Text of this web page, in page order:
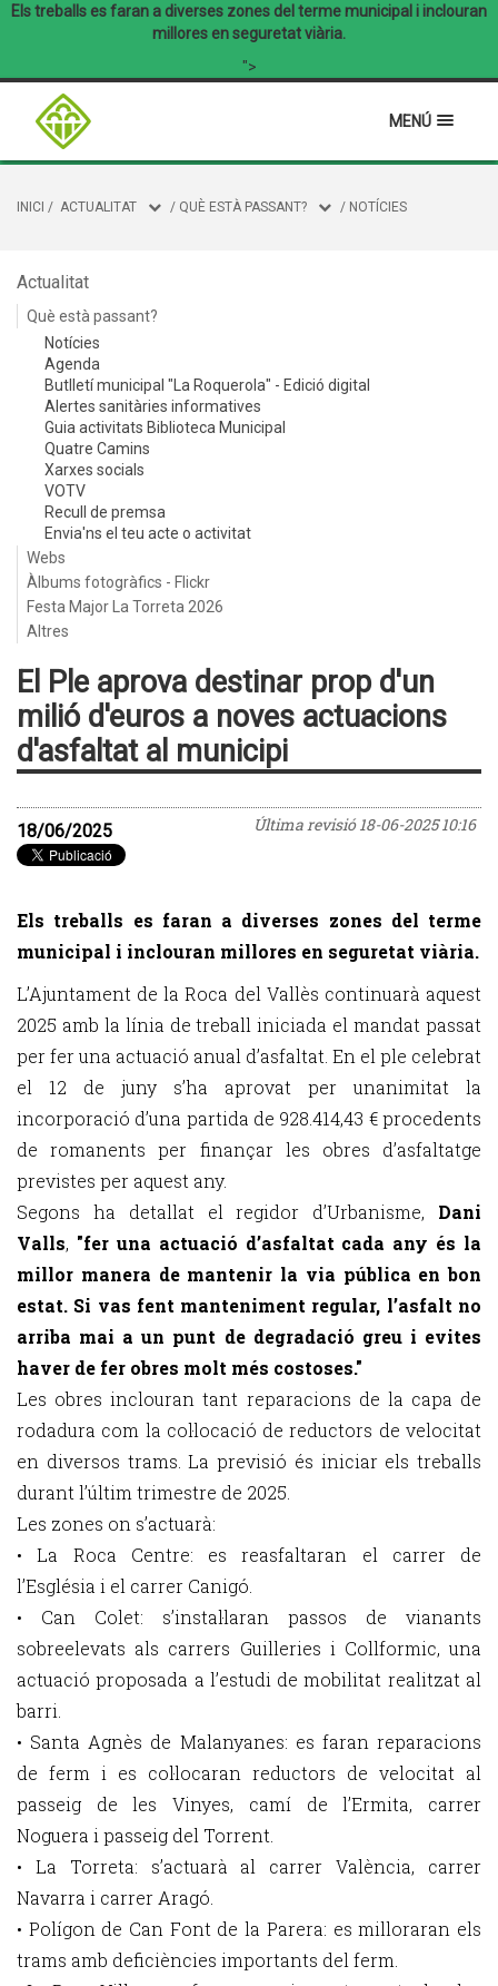
Els treballs es faran a diverses zones del terme municipal i inclouran
millores en seguretat viària.
">
MENÚ
INICI / ACTUALITAT / QUÈ ESTÀ PASSANT? / NOTÍCIES
Actualitat
Què està passant?
Notícies
Agenda
Butlletí municipal "La Roquerola" - Edició digital
Alertes sanitàries informatives
Guia activitats Biblioteca Municipal
Quatre Camins
Xarxes socials
VOTV
Recull de premsa
Envia'ns el teu acte o activitat
Webs
Àlbums fotogràfics - Flickr
Festa Major La Torreta 2026
Altres
El Ple aprova destinar prop d'un
milió d'euros a noves actuacions
d'asfaltat al municipi
Última revisió18-06-2025 10:16
18/06/2025
Els treballs es faran a diverses zones del terme
municipal i inclouran millores en seguretat viària.
L’Ajuntament de la Roca del Vallès continuarà aquest
2025 amb la línia de treball iniciada el mandat passat
per fer una actuació anual d’asfaltat. En el ple celebrat
el 12 de juny s’ha aprovat per unanimitat la
incorporació d’una partida de 928.414,43 € procedents
de romanents per finançar les obres d’asfaltatge
previstes per aquest any.
Segons ha detallat el regidor d’Urbanisme, Dani
Valls, "fer una actuació d’asfaltat cada any és la
millor manera de mantenir la via pública en bon
estat. Si vas fent manteniment regular, l’asfalt no
arriba mai a un punt de degradació greu i evites
haver de fer obres molt més costoses."
Les obres inclouran tant reparacions de la capa de
rodadura com la col·locació de reductors de velocitat
en diversos trams. La previsió és iniciar els treballs
durant l’últim trimestre de 2025.
Les zones on s’actuarà:
• La Roca Centre: es reasfaltaran el carrer de
l’Església i el carrer Canigó.
• Can Colet: s’instal·laran passos de vianants
sobreelevats als carrers Guilleries i Collformic, una
actuació proposada a l’estudi de mobilitat realitzat al
barri.
• Santa Agnès de Malanyanes: es faran reparacions
de ferm i es col·locaran reductors de velocitat al
passeig de les Vinyes, camí de l’Ermita, carrer
Noguera i passeig del Torrent.
• La Torreta: s’actuarà al carrer València, carrer
Navarra i carrer Aragó.
• Polígon de Can Font de la Parera: es milloraran els
trams amb deficiències importants del ferm.